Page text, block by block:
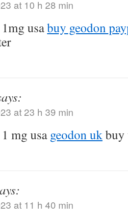
at 10 h 28 min
usabuy geodon
at 23 h 39 min
mg usageodon ukbuy
at 11 h 40 min